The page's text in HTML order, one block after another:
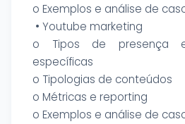
o Exemplos e análise de
• Youtube marketing
o Tipos de presença e
específicas
o Tipologias de conteúdos
o Métricas e reporting
o Exemplos e análise de